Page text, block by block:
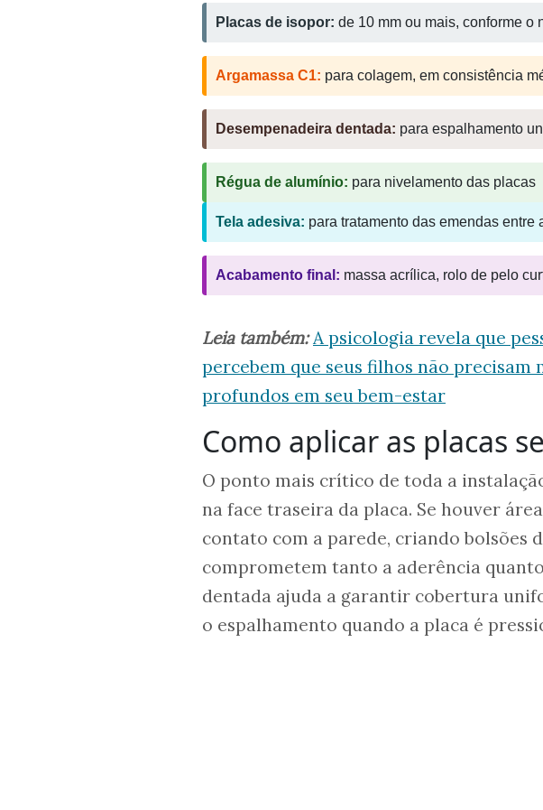
Placas de isopor: de 10 mm ou mais, conforme o
Argamassa C1: para colagem, em consistência
Desempenadeira dentada: para espalhamento
Régua de alumínio: para nivelamento das placas
Tela adesiva: para tratamento das emendas entre
Acabamento final: massa acrílica, rolo de pelo
Leia também:A psicologia revela que
percebem que seus filhos não
profundos em seu bem-estar
Como aplicar as placas
O ponto mais crítico de toda a
na face traseira da placa. Se houver
contato com a parede, criando bolsões
comprometem tanto a aderência
dentada ajuda a garantir cobertura
o espalhamento quando a placa é